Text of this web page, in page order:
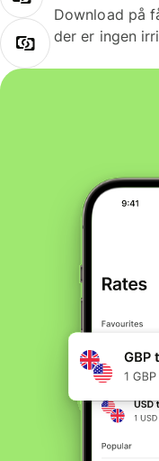
Download på
der er ingen